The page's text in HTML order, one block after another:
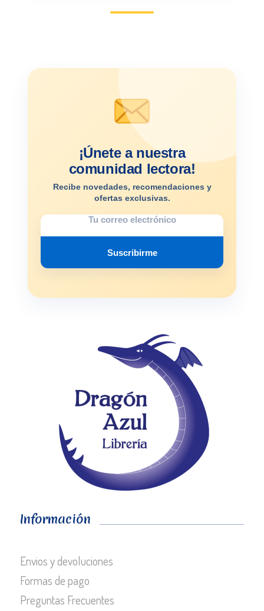
¡Únete a nuestra
comunidad lectora!
Recibe novedades, recomendaciones y
ofertas exclusivas.
Suscribirme
Información
Envios y devoluciones
Formas de pago
Preguntas Frecuentes